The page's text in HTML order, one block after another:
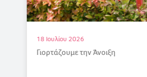
18 Ιουλίου 2026
Γιορτάζουμε την Άνοιξη